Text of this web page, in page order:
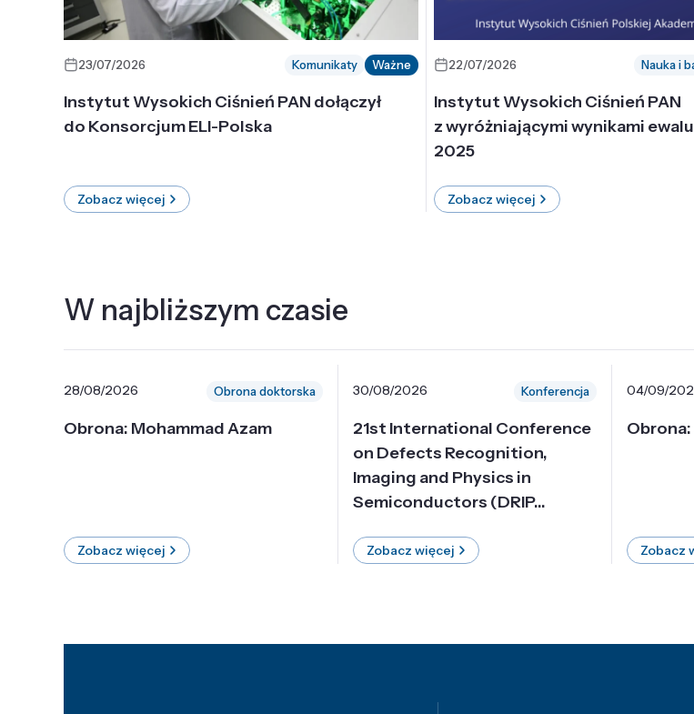
23/07/2026 Komunikaty Ważne
Instytut Wysokich Ciśnień PAN dołączył
do Konsorcjum ELI-Polska
Zobacz więcej
22/07/2026 Nauka i
Instytut Wysokich Ciśnień PAN
z wyróżniającymi wynikami
2025
Zobacz więcej
W najbliższym czasie
28/08/2026 Obrona doktorska
Obrona: Mohammad Azam
Zobacz więcej
30/08/2026 Konferencja
21st International Conference
on Defects Recognition,
Imaging and Physics in
Semiconductors (DRIP...
Zobacz więcej
04/09/
Zobacz